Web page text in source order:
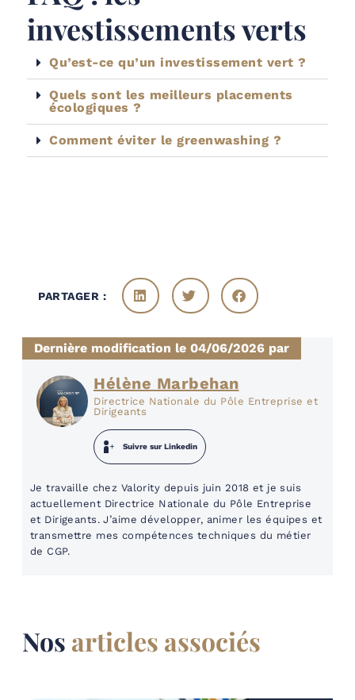
investissements verts
Qu’est-ce qu’un investissement vert ?
Quels sont les meilleurs placements
écologiques ?
Comment éviter le greenwashing ?
PARTAGER :
Dernière modification le 04/06/2026 par
Hélène Marbehan
Directrice Nationale du Pôle Entreprise et
Dirigeants
Suivre sur Linkedin
Je travaille chez Valority depuis juin 2018 et je suis
actuellement Directrice Nationale du Pôle Entreprise
et Dirigeants. J’aime développer, animer les équipes et
transmettre mes compétences techniques du métier
de CGP.
Nos articles associés